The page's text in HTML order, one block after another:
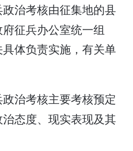
治考核由征集地的县
征兵办公室统一组
体负责实施，有关单
治考核主要考核预定
态度、现实表现及其